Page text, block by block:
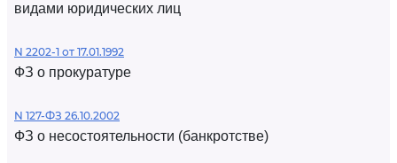
видами юридических лиц
N 2202-1 от 17.01.1992
ФЗ о прокуратуре
N 127-ФЗ 26.10.2002
ФЗ о несостоятельности (банкротстве)